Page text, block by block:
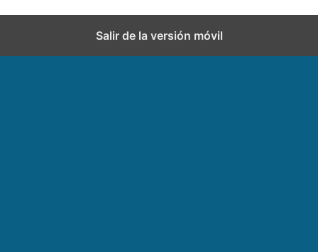
Salir de la versión móvil